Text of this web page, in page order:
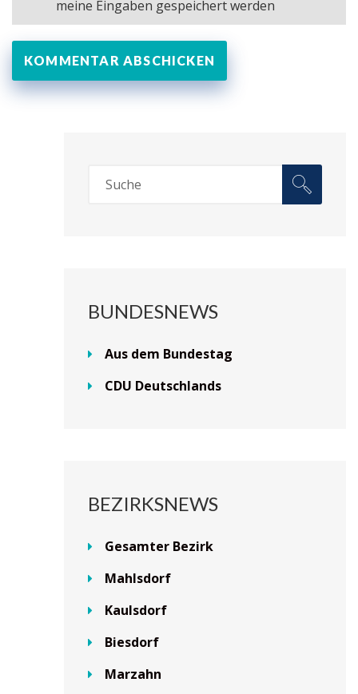
meine Eingaben gespeichert werden
BUNDESNEWS
Aus dem Bundestag
CDU Deutschlands
BEZIRKSNEWS
Gesamter Bezirk
Mahlsdorf
Kaulsdorf
Biesdorf
Marzahn